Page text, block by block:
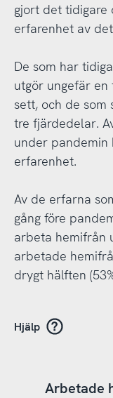
gjort det tidigare
erfarenhet av
De som har
utgör ungefär
sett, och de
tre fjärdedelar.
under pandemin
erfarenhet.
Av de erfarna
gång före
arbeta hemifrån
arbetade
drygt hälften
Hjälp
Arbetade